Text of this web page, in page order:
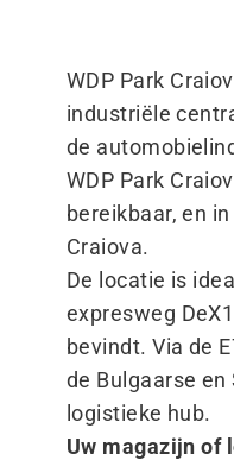
WDP Park
industriële
de
WDP Park
bereikbaar, en
Craiova.
De locatie is
expresweg
bevindt. Via de
de Bulgaarse
logistieke hub.
Uw magazijn of